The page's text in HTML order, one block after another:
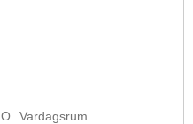
O
Vardagsrum